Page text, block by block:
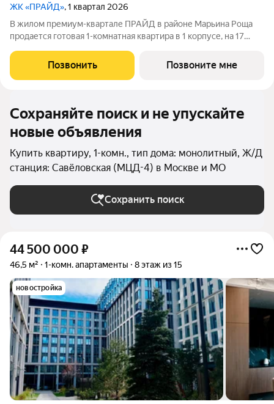
ЖК «ПРАЙД», 1 квартал 2026
В жилом премиум-квартале ПРАЙД в районе Марьина Роща
продается готовая 1-комнатная квартира в 1 корпусе, на 17
PIONEER. Ключи в 2026 году. Площадь комнат: кухня-
Позвонить Позвоните мне
Сохраняйте поиск и не упускайте
новые объявления
Купить квартиру, 1-комн., тип дома: монолитный, Ж/Д
станция: Савёловская (МЦД-4) в Москве и МО
Сохранить поиск
44 500 000 ₽
46,5 м² 1-комн. апартаменты 8 этаж из 15
новостройка